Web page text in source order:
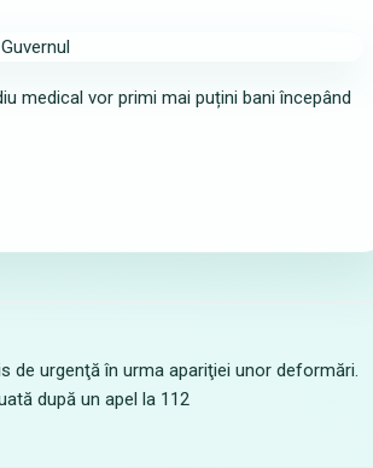
medical vor primi mai puțini bani începând
de urgenţă în urma apariţiei unor deformări.
după un apel la 112